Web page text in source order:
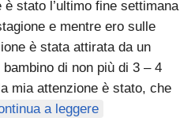
stato l’ultimo fine settimana
e mentre ero sulle
è stata attirata da un
di non più di 3 – 4
mia attenzione è stato, che
a leggere